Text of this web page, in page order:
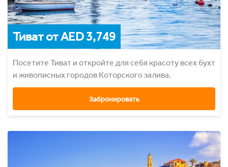
Тиват от AED 3,749
Посетите Тиват и откройте для себя красоту всех бухт
и живописных городов Которского залива.
Забронировать